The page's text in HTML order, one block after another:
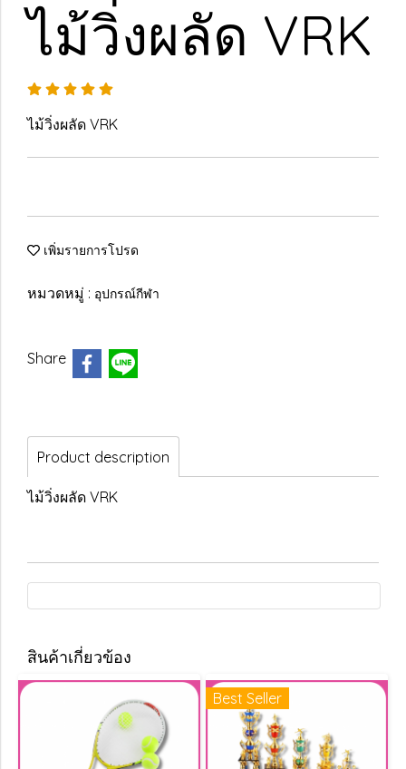
ไม้วิ่งผลัด VRK
ไม้วิ่งผลัด VRK
เพิ่มรายการโปรด
หมวดหมู่ : อุปกรณ์กีฬา
Share
Product description
ไม้วิ่งผลัด VRK
สินค้าเกี่ยวข้อง
Best Seller